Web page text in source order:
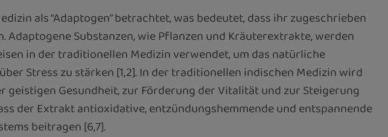
als “Adaptogen” betrachtet, was bedeutet, dass ihr zugeschrieben
Adaptogene Substanzen, wie Pflanzen und Kräuterextrakte, werden
in der traditionellen Medizin verwendet, um das natürliche
Stress zu stärken [1,2]. In der traditionellen indischen Medizin wird
geistigen Gesundheit, zur Förderung der Vitalität und zur Steigerung
der Extrakt antioxidative, entzündungshemmende und entspannende
beitragen [6,7].